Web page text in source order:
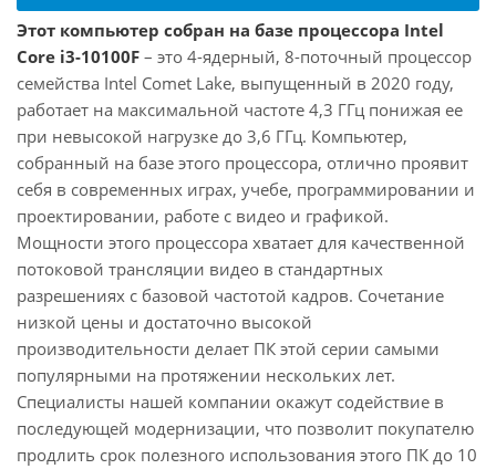
Этот компьютер собран на базе процессора Intel
Core i3-10100F – это 4-ядерный, 8-поточный процессор
семейства Intel Comet Lake, выпущенный в 2020 году,
работает на максимальной частоте 4,3 ГГц понижая ее
при невысокой нагрузке до 3,6 ГГц. Компьютер,
собранный на базе этого процессора, отлично проявит
себя в современных играх, учебе, программировании и
проектировании, работе с видео и графикой.
Мощности этого процессора хватает для качественной
потоковой трансляции видео в стандартных
разрешениях с базовой частотой кадров. Сочетание
низкой цены и достаточно высокой
производительности делает ПК этой серии самыми
популярными на протяжении нескольких лет.
Специалисты нашей компании окажут содействие в
последующей модернизации, что позволит покупателю
продлить срок полезного использования этого ПК до 10